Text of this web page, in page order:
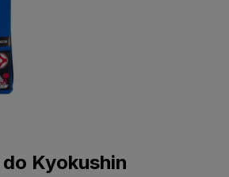
Kyokushin